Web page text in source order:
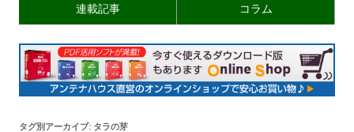
連載記事 コラム
タグ別アーカイブ: タラの芽